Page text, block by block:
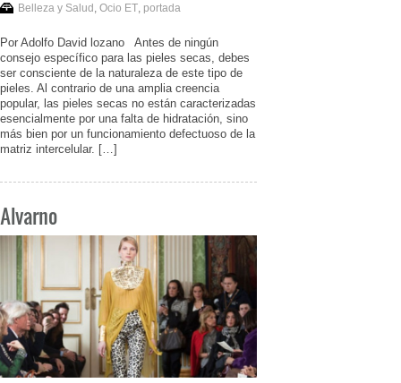
Belleza y Salud Ocio ET portada
Por Adolfo David lozano Antes de ningún
consejo específico para las pieles secas, debes
ser consciente de la naturaleza de este tipo de
pieles. Al contrario de una amplia creencia
popular, las pieles secas no están caracterizadas
esencialmente por una falta de hidratación, sino
más bien por un funcionamiento defectuoso de la
matriz intercelular. […]
Alvarno